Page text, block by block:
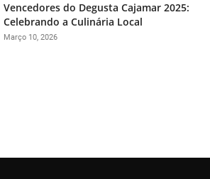
Vencedores do Degusta Cajamar 2025:
Celebrando a Culinária Local
Março 10, 2026